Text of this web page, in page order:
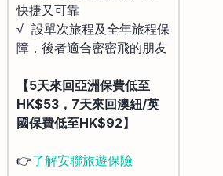
快捷又可靠
√ 設單次旅程及全年旅程保
障，後者適合密密飛的朋友
【5天來回亞洲保費低至
HK$53，7天來回澳紐/英
國保費低至HK$92】
👉了解安聯旅遊保險